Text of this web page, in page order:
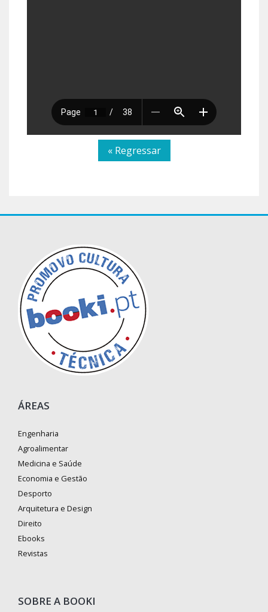
« Regressar
ÁREAS
Engenharia
Agroalimentar
Medicina e Saúde
Economia e Gestão
Desporto
Arquitetura e Design
Direito
Ebooks
Revistas
SOBRE A BOOKI